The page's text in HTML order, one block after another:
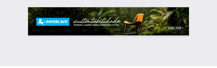
INDÚSTRIA MARCENARIA
DESIGN & DECORAÇÃO
INDICADORES
FEIRAS NOTÍCIAS